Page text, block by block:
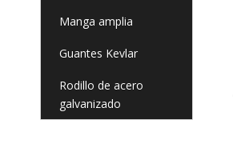
Manga amplia
Guantes Kevlar
Rodillo de acero
galvanizado